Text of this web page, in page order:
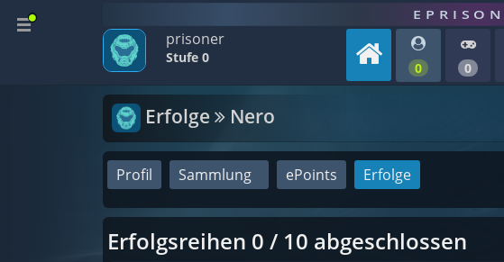
prisoner
Stufe 0
0 0
Erfolge Nero
Profil Sammlung ePoints Erfolge
Erfolgsreihen 0 / 10 abgeschlossen